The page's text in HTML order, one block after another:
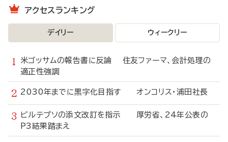
アクセスランキング
デイリー ウィークリー
米ゴッサムの報告書に反論 住友ファーマ、会計処理の
適正性強調
2030年までに黒字化目指す オンコリス・浦田社長
ビルテプソの添文改訂を指示 厚労省、24年公表の
P3結果踏まえ